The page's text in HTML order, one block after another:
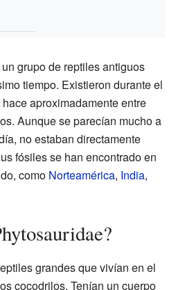
grupo de reptiles antiguos
tiempo. Existieron durante el
hace aproximadamente entre
Aunque se parecían mucho a
no estaban directamente
fósiles se han encontrado en
como Norteamérica, India,
grandes que vivían en el
cocodrilos. Tenían un cuerpo